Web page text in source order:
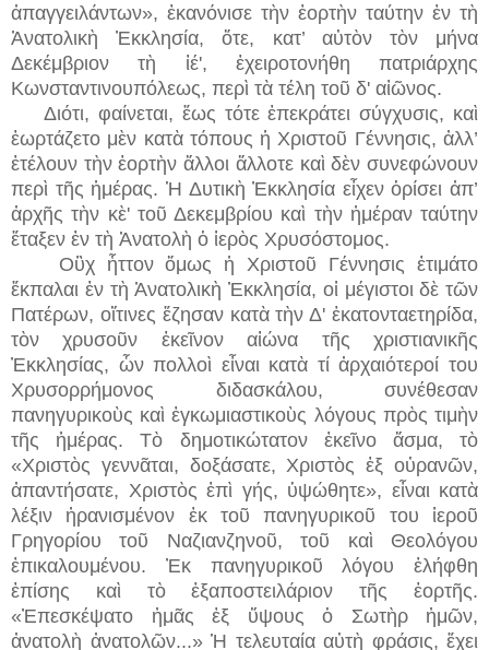
ἀπαγγειλάντων», ἐκανόνισε τὴν ἑορτὴν ταύτην ἐν τὴ
Ἀνατολικὴ Ἐκκλησία, ὄτε, κατ’ αὐτὸν τὸν μήνα
Δεκέμβριον τὴ ἰέ', ἐχειροτονήθη πατριάρχης
Κωνσταντινουπόλεως, περὶ τὰ τέλη τοῦ δ' αἰῶνος.
Διότι, φαίνεται, ἕως τότε ἐπεκράτει σύγχυσις, καὶ
ἐωρτάζετο μὲν κατὰ τόπους ἡ Χριστοῦ Γέννησις, ἀλλ’
ἐτέλουν τὴν ἑορτὴν ἄλλοι ἄλλοτε καὶ δὲν συνεφώνουν
περὶ τῆς ἡμέρας. Ἡ Δυτικὴ Ἐκκλησία εἶχεν ὁρίσει ἀπ’
ἀρχῆς τὴν κὲ' τοῦ Δεκεμβρίου καὶ τὴν ἡμέραν ταύτην
ἔταξεν ἐν τὴ Ἀνατολὴ ὁ ἱερὸς Χρυσόστομος.
Οὒχ ἧττον ὅμως ἡ Χριστοῦ Γέννησις ἐτιμάτο
ἔκπαλαι ἐν τὴ Ἀνατολικὴ Ἐκκλησία, οἱ μέγιστοι δὲ τῶν
Πατέρων, οἵτινες ἔζησαν κατὰ τὴν Δ' ἑκατονταετηρίδα,
τὸν χρυσοῦν ἐκεῖνον αἰώνα τῆς χριστιανικῆς
Ἐκκλησίας, ὧν πολλοὶ εἶναι κατὰ τί ἀρχαιότεροί του
Χρυσορρήμονος διδασκάλου, συνέθεσαν
πανηγυρικοὺς καὶ ἐγκωμιαστικοὺς λόγους πρὸς τιμὴν
τῆς ἡμέρας. Τὸ δημοτικώτατον ἐκεῖνο ἄσμα, τὸ
«Χριστὸς γεννᾶται, δοξάσατε, Χριστὸς ἐξ οὐρανῶν,
ἀπαντήσατε, Χριστὸς ἐπὶ γής, ὑψώθητε», εἶναι κατὰ
λέξιν ἠρανισμένον ἐκ τοῦ πανηγυρικοῦ του ἱεροῦ
Γρηγορίου τοῦ Ναζιανζηνοῦ, τοῦ καὶ Θεολόγου
ἐπικαλουμένου. Ἐκ πανηγυρικοῦ λόγου ἐλήφθη
ἐπίσης καὶ τὸ ἑξαποστειλάριον τῆς ἑορτῆς.
«Ἐπεσκέψατο ἠμᾶς ἐξ ὕψους ὁ Σωτὴρ ἠμῶν,
ἀνατολὴ ἀνατολῶν...» Ἡ τελευταία αὐτὴ φράσις, ἔχει